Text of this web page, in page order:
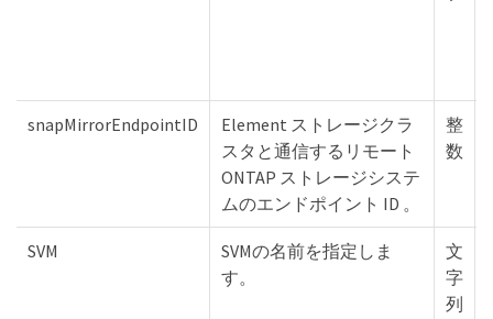
snapMirrorEndpointID
Element ストレージクラ
スタと通信するリモート
ONTAP ストレージシステ
ムのエンドポイント ID 。
整
数
SVM
SVMの名前を指定しま
す。
文
字
列